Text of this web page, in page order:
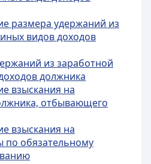
размера удержаний из
видов доходов
из заработной
должника
взыскания на
отбывающего
взыскания на
по обязательному